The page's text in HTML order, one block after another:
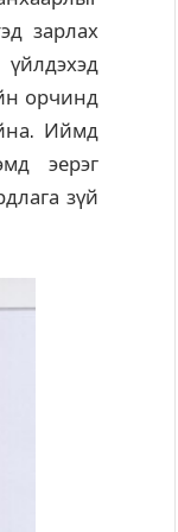
зарлах
орчинд
Иймд
эерэг
зүй